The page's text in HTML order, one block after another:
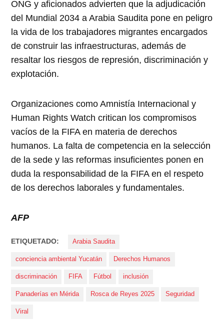
ONG y aficionados advierten que la adjudicación
del Mundial 2034 a Arabia Saudita pone en peligro
la vida de los trabajadores migrantes encargados
de construir las infraestructuras, además de
resaltar los riesgos de represión, discriminación y
explotación.
Organizaciones como Amnistía Internacional y
Human Rights Watch critican los compromisos
vacíos de la FIFA en materia de derechos
humanos. La falta de competencia en la selección
de la sede y las reformas insuficientes ponen en
duda la responsabilidad de la FIFA en el respeto
de los derechos laborales y fundamentales.
AFP
ETIQUETADO: Arabia Saudita
conciencia ambiental Yucatán Derechos Humanos
discriminación FIFA Fútbol inclusión
Panaderías en Mérida Rosca de Reyes 2025 Seguridad
Viral